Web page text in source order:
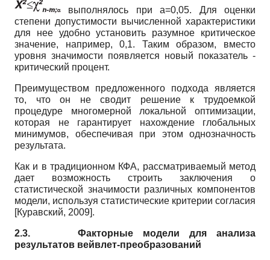
выполнялось при а=0,05. Для оценки
степени допустимости вычисленной характеристики
для нее удобно установить разумное критическое
значение, например, 0,1. Таким образом, вместо
уровня значимости появляется новый показатель -
критический процент.
Преимуществом предложенного подхода является
то, что он не сводит решение к трудоемкой
процедуре многомерной локальной оптимизации,
которая не гарантирует нахождение глобальных
минимумов, обеспечивая при этом однозначность
результата.
Как и в традиционном КФА, рассматриваемый метод
дает возможность строить заключения о
статистической значимости различных компонентов
модели, используя статистические критерии согласия
[Куравский, 2009].
2.3.Факторные модели для анализа
результатов вейвлет-преобразований